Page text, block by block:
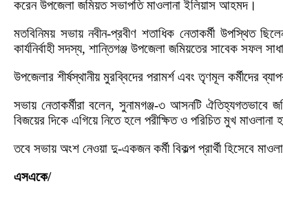
করেন উপজেলা জমিয়ত সভাপতি মাওলানা ইলিয়াস আহমদ।
মতবিনিময় সভায় নবীন-প্রবীণ শতাধিক নেতাকর্মী উপস্থিত
কার্যনির্বাহী সদস্য, শান্তিগঞ্জ উপজেলা জমিয়তের সাবেক
উপজেলার শীর্ষস্থানীয় মুরব্বিদের পরামর্শ এবং তৃণমূল কর্মীদের
সভায় নেতাকর্মীরা বলেন, সুনামগঞ্জ-৩ আসনটি ঐতিহ্যগতভাবে
বিজয়ের দিকে এগিয়ে নিতে হলে পরীক্ষিত ও পরিচিত মুখ
তবে সভায় অংশ নেওয়া দু-একজন কর্মী বিকল্প প্রার্থী হিসেবে
এসএকে/